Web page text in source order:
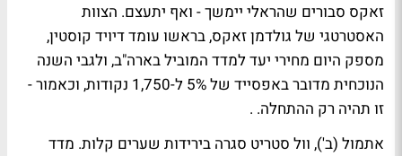
זאקס סבורים שהראלי יימשך - ואף יתעצם. הצוות
האסטרטגי של גולדמן זאקס, בראשו עומד דיויד קוסטין,
מספק היום מחירי יעד למדד המוביל בארה"ב, ולגבי השנה
הנוכחית מדובר באפסייד של 5% ל-1,750 נקודות, וכאמור -
זו תהיה רק ההתחלה. .
אתמול (ב'), וול סטריט סגרה בירידות שערים קלות. מדד